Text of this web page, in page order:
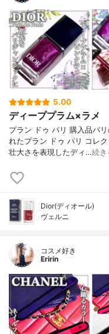
5.00
ディーププラム×ラメ
プラン ドゥ パリ 購入品パ
れたプラン ドゥ パリ コレ
壮大さを表現したディ…続き
Dior(ディオール)
ヴェルニ
コスメ好き
Eririn